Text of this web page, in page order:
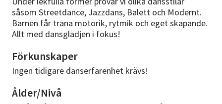
såsom Streetdance, Jazzdans, Balett och Modernt.
Barnen får träna motorik, rytmik och eget skapande.
Allt med dansglädjen i fokus!
Förkunskaper
Ingen tidigare danserfarenhet krävs!
Ålder/Nivå